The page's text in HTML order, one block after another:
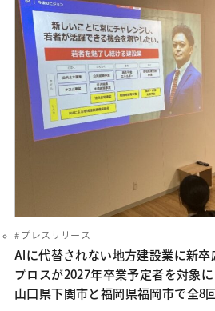
プレスリリース
AIに代替されない地方建設業に新卒
プロスが2027年卒業予定者を対象
山口県下関市と福岡県福岡市で全8